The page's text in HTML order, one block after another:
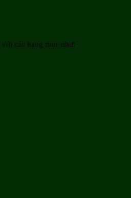
với các hạng mục như: